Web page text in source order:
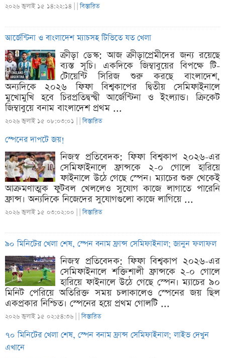
২০২৬ জুলাই ১৫ ১৪:২২:১৪ | |বিস্তারিত
আর্জেন্টিনা ও বাংলাদেশ ম্যাচসহ টিভিতে যত খেলা
ক্রীড়া ডেস্ক: আজ ক্রীড়াপ্রেমীদের জন্য রয়েছে
ব্যস্ত সূচি। একদিকে জিম্বাবুয়ের বিপক্ষে টি-
টোয়েন্টি সিরিজ শুরু করছে বাংলাদেশ,
অন্যদিকে ২০২৬ ফিফা বিশ্বকাপের দ্বিতীয় সেমিফাইনালে
মুখোমুখি হবে চিরপ্রতিদ্বন্দ্বী আর্জেন্টিনা ও ইংল্যান্ড। ক্রিকেট
জিম্বাবুয়ে বনাম বাংলাদেশ প্রথম ...
২০২৬ জুলাই ১৫ ০৮:০৩:০১ | |বিস্তারিত
স্পেনের দাপটে জয়!
নিজস্ব প্রতিবেদক: ফিফা বিশ্বকাপ ২০২৬-এর
সেমিফাইনালে ফ্রান্সকে ২-০ গোলে হারিয়ে
ফাইনালে উঠে গেছে স্পেন। ম্যাচের শুরু থেকেই
আক্রমণাত্মক ফুটবল খেললেও সুযোগ কাজে লাগাতে পারেনি
ফ্রান্স। অন্যদিকে নিজেদের সুযোগগুলো কাজে লাগিয়ে ...
২০২৬ জুলাই ১৫ ০৩:০২:০০ | |বিস্তারিত
৯০ মিনিটের খেলা শেষ, স্পেন বনাম ফ্রান্স সেমিফাইনাল; জানুন ফলাফল
নিজস্ব প্রতিবেদক: ফিফা বিশ্বকাপ ২০২৬-এর
সেমিফাইনালে শক্তিশালী ফ্রান্সকে ২-০ গোলে
হারিয়ে ফাইনালে উঠে গেছে স্পেন। ম্যাচের ৯০
মিনিট পেরিয়ে অতিরিক্ত সময় চলাকালেও স্পেনের জয় ছিল
একপ্রকার নিশ্চিত। স্পেনের হয়ে প্রথম গোলটি ...
২০২৬ জুলাই ১৫ ০২:৫৪:৩৬ | |বিস্তারিত
৭০ মিনিটের খেলা শেষ, স্পেন বনাম ফ্রান্স সেমিফাইনাল; লাইভ দেখুন
এখানে